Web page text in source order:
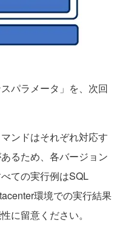
パラメータ」を、次回
ンドはそれぞれ対応す
るため、各バージョン
ての実行例はSQL
環境での実行結果
に留意ください。